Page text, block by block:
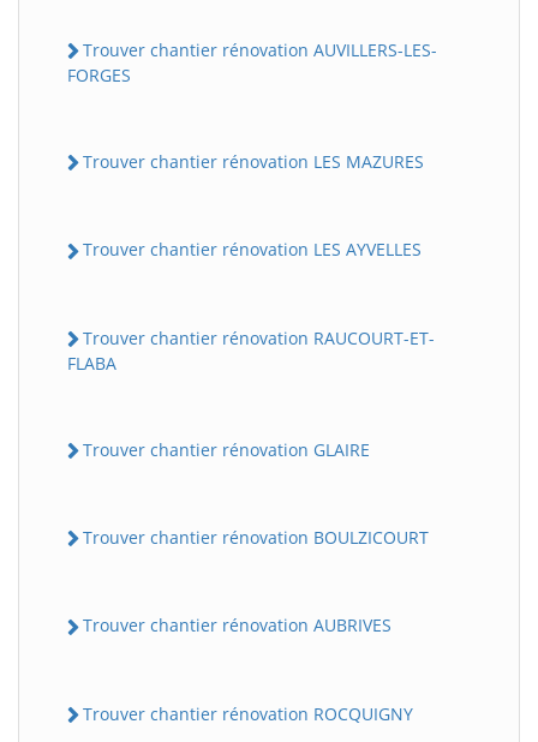
Trouver chantier rénovation AUVILLERS-LES-
FORGES
Trouver chantier rénovation LES MAZURES
Trouver chantier rénovation LES AYVELLES
Trouver chantier rénovation RAUCOURT-ET-
FLABA
Trouver chantier rénovation GLAIRE
Trouver chantier rénovation BOULZICOURT
Trouver chantier rénovation AUBRIVES
Trouver chantier rénovation ROCQUIGNY